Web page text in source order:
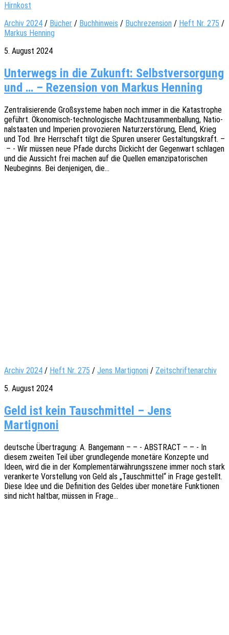
Hirnkost
Archiv 2024 / Bücher / Buchhinweis / Buchrezension / Heft Nr. 275 /
Markus Henning
5. August 2024
Unterwegs in die Zukunft: Selbstversorgung
und … – Rezension von Markus Henning
Zentra­li­sie­ren­de Groß­sys­te­me haben noch immer in die Kata­stro­phe
geführt. Ökon­o­­­misch-tech­­no­­lo­­gi­­sche Macht­zu­sam­men­bal­lung, Natio­
nal­staa­ten und Impe­ri­en provo­zie­ren Natur­zer­stö­rung, Elend, Krieg
und Tod. Ihre Herr­schaft tilgt die Spuren unse­rer Gestal­tungs­kraft. –
– - Wir müssen neue Pfade durchs Dickicht der Gegen­wart schla­gen
und die Aussicht frei machen auf die Quel­len eman­zi­pa­to­ri­schen
Neube­ginns. Bei denje­ni­gen, die…
Archiv 2024 / Heft Nr. 275 / Jens Martignoni / Zeitschriftenarchiv
5. August 2024
Geld ist kein Tauschmittel – Jens
Martignoni
deut­sche Über­tra­gung: A. Bange­mann – – - ABSTRACT – – - In
diesem zwei­ten Teil über grund­le­gen­de mone­tä­re Konzep­te und
Ideen, wird die in der Komple­men­tär­wäh­rungs­sze­ne immer noch stark
veran­ker­te Vorstel­lung von Geld als „Tausch­mit­tel“ in Frage gestellt.
Diese Idee und die Defi­ni­ti­on des Geldes über mone­tä­re Funk­tio­nen
sind nicht halt­bar, müssen in Frage…